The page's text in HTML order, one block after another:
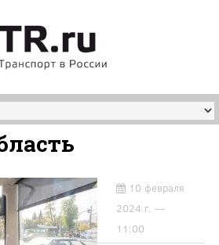
10 февраля
2024 г. —
11:00